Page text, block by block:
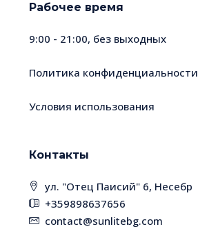
Рабочее время
9:00 - 21:00, без выходных
Политика конфиденциальности
Условия использования
Контакты
ул. "Отец Паисий" 6, Несебр
+359898637656
contact@sunlitebg.com